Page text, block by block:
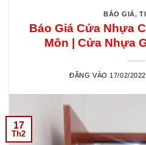
BÁO GIÁ,
Báo Giá Cửa Nhựa
Môn | Cửa Nhựa
ĐĂNG VÀO 17/02/2022
17
Th2